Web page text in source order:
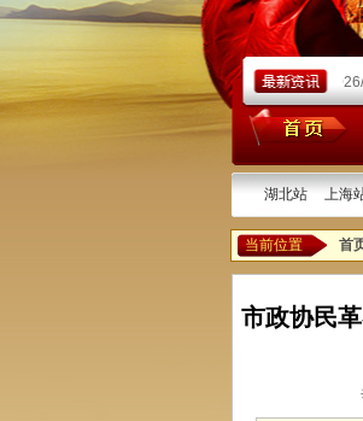
《汉口：四大名镇之首之成因》讲座综述 [2026/
湖北站 上海
当前位置 首
市政协民